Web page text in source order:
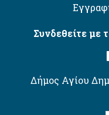
Συνδεθείτε με
Δήμος Αγίου